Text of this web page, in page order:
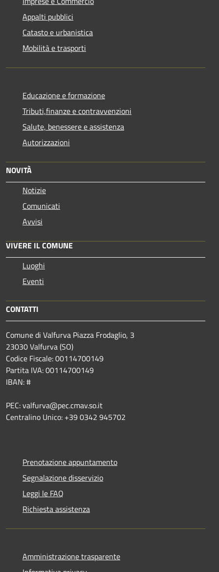
Appalti pubblici
Catasto e urbanistica
Mobilità e trasporti
Educazione e formazione
Tributi,finanze e contravvenzioni
Salute, benessere e assistenza
Autorizzazioni
NOVITÀ
Notizie
Comunicati
Avvisi
VIVERE IL COMUNE
Luoghi
Eventi
CONTATTI
Comune di Valfurva Piazza Frodaglio, 3
23030 Valfurva (SO)
Codice Fiscale: 00114700149
Partita IVA: 00114700149
IBAN: #
PEC: valfurva@pec.cmav.so.it
Centralino Unico: +39 0342 945702
Prenotazione appuntamento
Segnalazione disservizio
Leggi le FAQ
Richiesta assistenza
Amministrazione trasparente